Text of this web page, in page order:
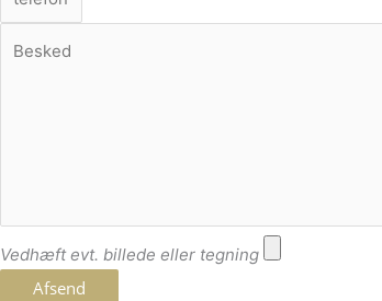
Vedhæft evt. billede eller tegning
Afsend